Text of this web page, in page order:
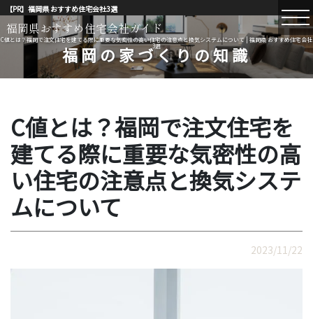
【PR】福岡県 おすすめ住宅会社3選
福岡県おすすめ住宅会社ガイド
C値とは？福岡で注文住宅を建てる際に重要な気密性の高い住宅の注意点と換気システムについて | 福岡県 おすすめ住宅会社
3選
福岡の家づくりの知識
C値とは？福岡で注文住宅を
建てる際に重要な気密性の高
い住宅の注意点と換気システ
ムについて
2023/11/22